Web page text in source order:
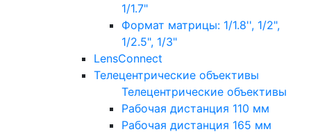
1/1.7"
Формат матрицы: 1/1.8'', 1/2",
1/2.5", 1/3"
LensConnect
Телецентрические объективы
Телецентрические объективы
Рабочая дистанция 110 мм
Рабочая дистанция 165 мм